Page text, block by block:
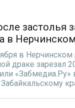
застолья
в
в
драке зарезал
«Забмедиа.Ру»